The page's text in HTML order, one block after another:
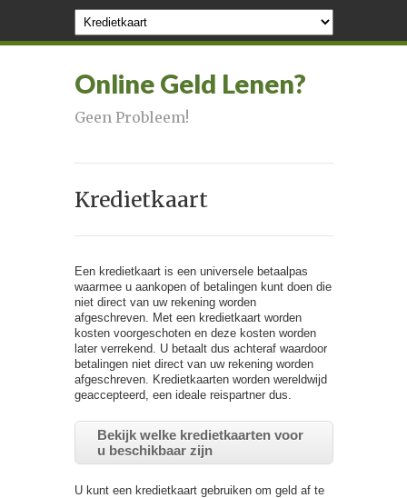
Online Geld Lenen?
Geen Probleem!
Kredietkaart
Een kredietkaart is een universele betaalpas
waarmee u aankopen of betalingen kunt doen die
niet direct van uw rekening worden
afgeschreven. Met een kredietkaart worden
kosten voorgeschoten en deze kosten worden
later verrekend. U betaalt dus achteraf waardoor
betalingen niet direct van uw rekening worden
afgeschreven. Kredietkaarten worden wereldwijd
geaccepteerd, een ideale reispartner dus.
Bekijk welke kredietkaarten voor
u beschikbaar zijn
U kunt een kredietkaart gebruiken om geld af te